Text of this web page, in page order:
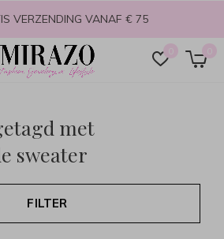
0 0
VERZENDING VANAF € 75
met
sweater
FILTER